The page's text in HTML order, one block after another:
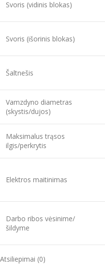
Svoris (vidinis blokas)
Svoris (išorinis blokas)
Šaltnešis
Vamzdyno diametras
(skystis/dujos)
Maksimalus trąsos
ilgis/perkrytis
Elektros maitinimas
Darbo ribos vėsinime/
šildyme
Atsiliepimai (0)